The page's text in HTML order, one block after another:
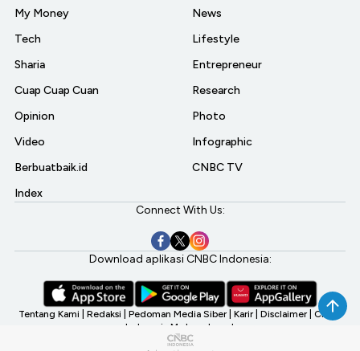
My Money
Tech
Sharia
Cuap Cuap Cuan
Opinion
Video
Berbuatbaik.id
Index
News
Lifestyle
Entrepreneur
Research
Photo
Infographic
CNBC TV
Connect With Us:
Download aplikasi CNBC Indonesia:
Tentang Kami Redaksi Pedoman Media Siber Karir Disclaimer CNBC
Indonesia My Investment
©2026 CNBC Indonesia, A Transmedia Company